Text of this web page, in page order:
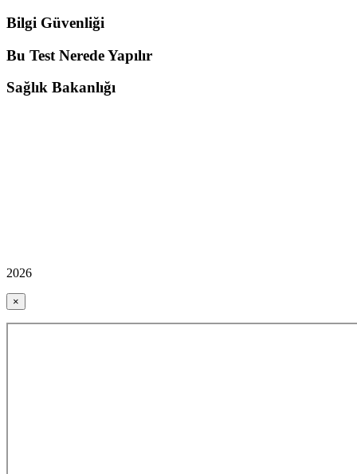
Bilgi Güvenliği
Bu Test Nerede Yapılır
Sağlık Bakanlığı
2026
×